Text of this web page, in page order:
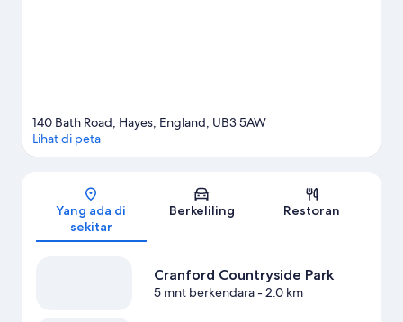
Peta
140 Bath Road, Hayes, England, UB3 5AW
Lihat di peta
Yang ada di
sekitar
Berkeliling Restoran
Cranford Countryside Park
5 mnt berkendara- 2.0 km